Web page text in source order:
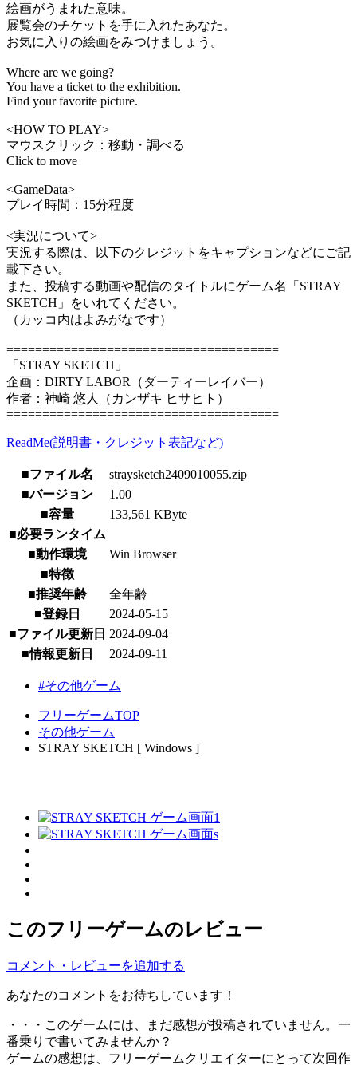
絵画がうまれた意味。
展覧会のチケットを手に入れたあなた。
お気に入りの絵画をみつけましょう。
Where are we going?
You have a ticket to the exhibition.
Find your favorite picture.
<HOW TO PLAY>
マウスクリック：移動・調べる
Click to move
<GameData>
プレイ時間：15分程度
<実況について>
実況する際は、以下のクレジットをキャプションなどにご記
載下さい。
また、投稿する動画や配信のタイトルにゲーム名「STRAY
SKETCH」をいれてください。
（カッコ内はよみがなです）
======================================
「STRAY SKETCH」
企画：DIRTY LABOR（ダーティーレイバー）
作者：神崎 悠人（カンザキ ヒサヒト）
======================================
ReadMe(説明書・クレジット表記など)
■ファイル名
straysketch2409010055.zip
■バージョン
1.00
■容量
133,561 KByte
■必要ランタイム
■動作環境
Win Browser
■特徴
■推奨年齢
全年齢
■登録日
2024-05-15
■ファイル更新日 2024-09-04
■情報更新日
2024-09-11
#その他ゲーム
フリーゲームTOP
その他ゲーム
STRAY SKETCH [ Windows ]
このフリーゲームのレビュー
コメント・レビューを追加する
あなたのコメントをお待ちしています！
・・・このゲームには、まだ感想が投稿されていません。一
番乗りで書いてみませんか？
ゲームの感想は、フリーゲームクリエイターにとって次回作